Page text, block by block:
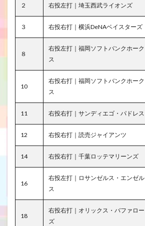
２ 右投左打｜埼玉西武ライオンズ
３ 右投右打｜横浜DeNAベイスターズ
８
右投左打｜福岡ソフトバンクホーク
ス
10
右投右打｜福岡ソフトバンクホーク
ス
11 右投右打｜サンディエゴ・パドレス
12 右投右打｜読売ジャイアンツ
14 右投右打｜千葉ロッテマリーンズ
16
右投左打｜ロサンゼルス・エンゼル
ス
18
右投右打｜オリックス・バファロー
ズ